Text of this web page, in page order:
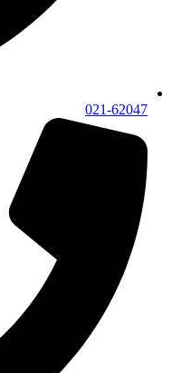
021-62047